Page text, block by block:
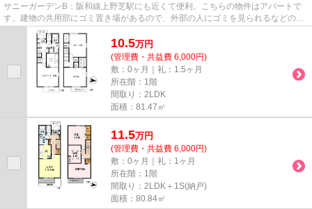
サニーガーデンB：阪和線上野芝駅にも近くて便利。こちらの物件はアパートで
す。建物の共用部にゴミ置き場があるので、外部の人にゴミを見られるなどのト
ラブル回避につながります。2...
10.5万円
(管理費・共益費 6,000円)
敷：0ヶ月｜礼：1.5ヶ月
所在階：1階
間取り：2LDK
面積：81.47㎡
11.5万円
(管理費・共益費 6,000円)
敷：0ヶ月｜礼：1ヶ月
所在階：1階
間取り：2LDK＋1S(納戸)
面積：80.84㎡